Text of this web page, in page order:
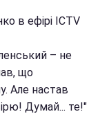
в ефірі ICTV
– не
що
Але настав
Думай... те!"